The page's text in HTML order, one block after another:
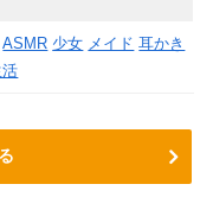
ASMR 少女 メイド 耳かき
活